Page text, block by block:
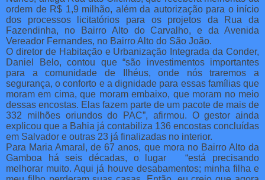
ordem de R$ 1,9 milhão, além da autorização para o início
dos processos licitatórios para os projetos da Rua da
Fazendinha, no Bairro Alto do Carvalho, e da Avenida
Vereador Fernandes, no Bairro Alto do São João.
O diretor de Habitação e Urbanização Integrada da Conder,
Daniel Belo, contou que “são investimentos importantes
para a comunidade de Ilhéus, onde nós traremos a
segurança, o conforto e a dignidade para essas famílias que
moram em cima, que moram embaixo, que moram no meio
dessas encostas. Elas fazem parte de um pacote de mais de
332 milhões oriundos do PAC”, afirmou. O gestor ainda
explicou que a Bahia já contabiliza 136 encostas concluídas
em Salvador e outras 23 já finalizadas no interior.
Para Maria Amaral, de 67 anos, que mora no Bairro Alto da
Gamboa há seis décadas, o lugar “está precisando
melhorar muito. Aqui já houve desabamentos; minha filha e